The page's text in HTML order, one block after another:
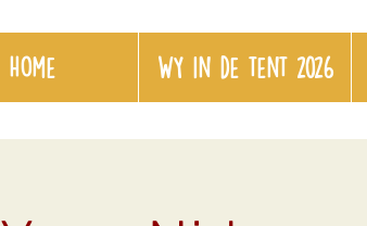
Home WY in de tent 2026